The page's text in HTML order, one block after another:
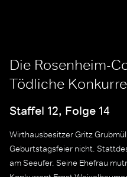
Die Rosenheim-
Tödliche
Staffel 12, Folge 14
Wirthausbesitzer Gritz
Geburtstagsfeier nicht.
am Seeufer. Seine Ehefrau